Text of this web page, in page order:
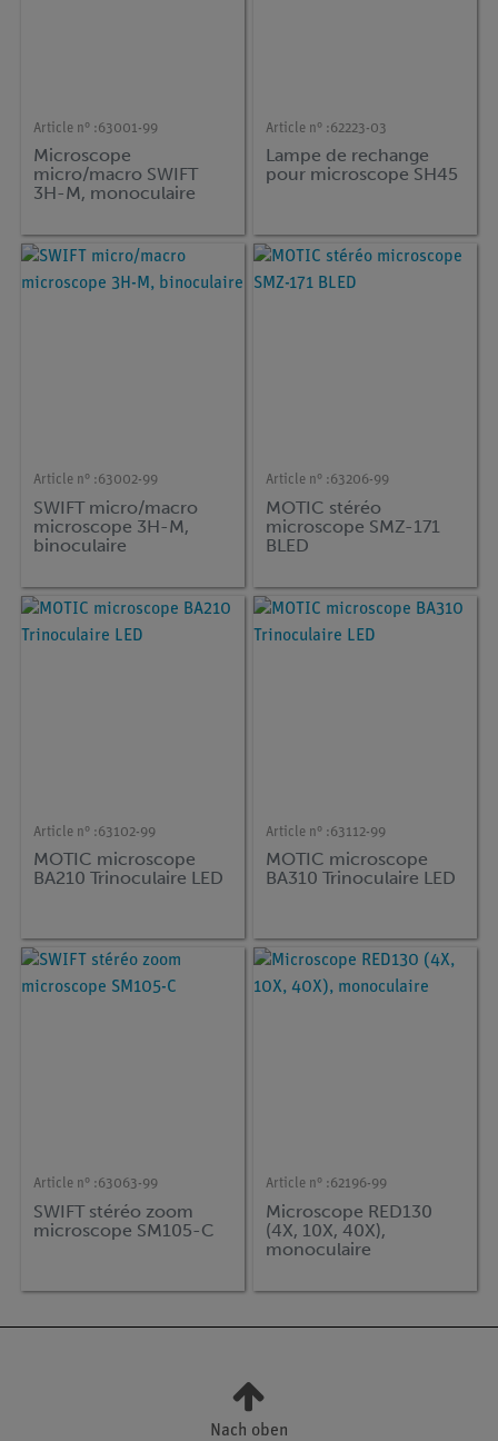
Article n° :63001-99
Microscope
micro/macro SWIFT
3H-M, monoculaire
Article n° :62223-03
Lampe de rechange
pour microscope SH45
Article n° :63002-99
SWIFT micro/macro
microscope 3H-M,
binoculaire
Article n° :63206-99
MOTIC stéréo
microscope SMZ-171
BLED
Article n° :63102-99
MOTIC microscope
BA210 Trinoculaire LED
Article n° :63112-99
MOTIC microscope
BA310 Trinoculaire LED
Article n° :63063-99
SWIFT stéréo zoom
microscope SM105-C
Article n° :62196-99
Microscope RED130
(4X, 10X, 40X),
monoculaire
Nach oben